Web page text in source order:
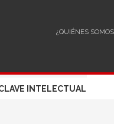
¿QUIÉNES
INTELECTUAL